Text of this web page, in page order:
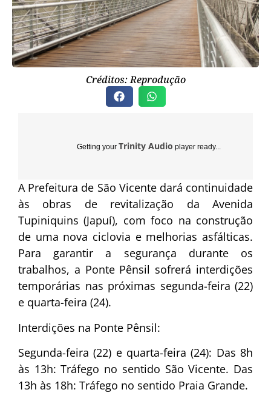
Créditos: Reprodução
Getting your Trinity Audio player ready...
A Prefeitura de São Vicente dará continuidade
às obras de revitalização da Avenida
Tupiniquins (Japuí), com foco na construção
de uma nova ciclovia e melhorias asfálticas.
Para garantir a segurança durante os
trabalhos, a Ponte Pênsil sofrerá interdições
temporárias nas próximas segunda-feira (22)
e quarta-feira (24).
Interdições na Ponte Pênsil:
Segunda-feira (22) e quarta-feira (24): Das 8h
às 13h: Tráfego no sentido São Vicente. Das
13h às 18h: Tráfego no sentido Praia Grande.